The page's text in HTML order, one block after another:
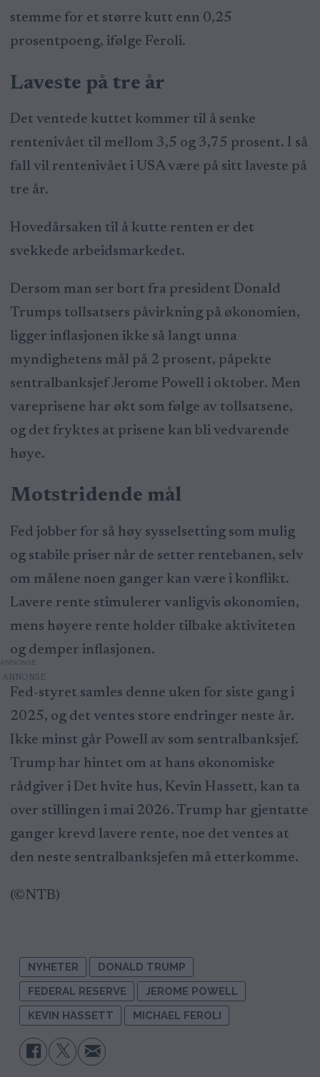
stemme for et større kutt enn 0,25
prosentpoeng, ifølge Feroli.
Laveste på tre år
Det ventede kuttet kommer til å senke
rentenivået til mellom 3,5 og 3,75 prosent. I så
fall vil rentenivået i USA være på sitt laveste på
tre år.
Hovedårsaken til å kutte renten er det
svekkede arbeidsmarkedet.
Dersom man ser bort fra president Donald
Trumps tollsatsers påvirkning på økonomien,
ligger inflasjonen ikke så langt unna
myndighetens mål på 2 prosent, påpekte
sentralbanksjef Jerome Powell i oktober. Men
vareprisene har økt som følge av tollsatsene,
og det fryktes at prisene kan bli vedvarende
høye.
Motstridende mål
Fed jobber for så høy sysselsetting som mulig
og stabile priser når de setter rentebanen, selv
om målene noen ganger kan være i konflikt.
Lavere rente stimulerer vanligvis økonomien,
mens høyere rente holder tilbake aktiviteten
og demper inflasjonen.
ANNONSE
Fed-styret samles denne uken for siste gang i
2025, og det ventes store endringer neste år.
Ikke minst går Powell av som sentralbanksjef.
Trump har hintet om at hans økonomiske
rådgiver i Det hvite hus, Kevin Hassett, kan ta
over stillingen i mai 2026. Trump har gjentatte
ganger krevd lavere rente, noe det ventes at
den neste sentralbanksjefen må etterkomme.
(©NTB)
NYHETER
DONALD TRUMP
FEDERAL RESERVE
JEROME POWELL
KEVIN HASSETT
MICHAEL FEROLI